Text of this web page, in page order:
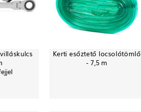
Kerti esőztető locsolótömlő
- 7,5 m